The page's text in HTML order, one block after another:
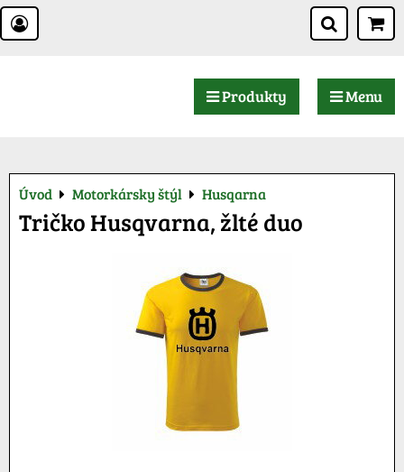
Produkty Menu
Úvod Motorkársky štýl Husqarna
Tričko Husqvarna, žlté duo